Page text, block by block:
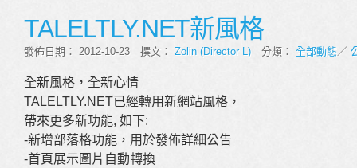
TALELTLY.NET新風格
發佈日期： 2012-10-23 撰文： Zolin (Director L) 分類： 全部動態／
全新風格，全新心情
TALELTLY.NET已經轉用新網站風格，
帶來更多新功能, 如下:
-新增部落格功能，用於發佈詳細公告
-首頁展示圖片自動轉換